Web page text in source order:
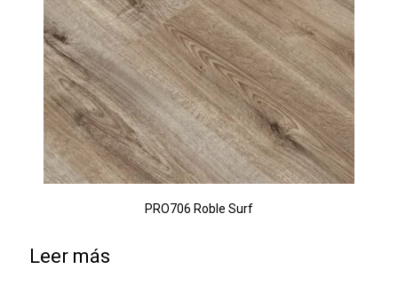
PRO706 Roble Surf
Leer más